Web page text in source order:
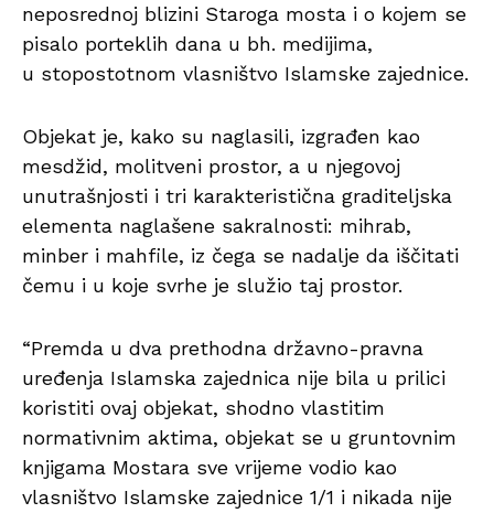
neposrednoj blizini Staroga mosta i o kojem se
pisalo porteklih dana u bh. medijima,
u stopostotnom vlasništvo Islamske zajednice.
Objekat je, kako su naglasili, izgrađen kao
mesdžid, molitveni prostor, a u njegovoj
unutrašnjosti i tri karakteristična graditeljska
elementa naglašene sakralnosti: mihrab,
minber i mahfile, iz čega se nadalje da iščitati
čemu i u koje svrhe je služio taj prostor.
“Premda u dva prethodna državno-pravna
uređenja Islamska zajednica nije bila u prilici
koristiti ovaj objekat, shodno vlastitim
normativnim aktima, objekat se u gruntovnim
knjigama Mostara sve vrijeme vodio kao
vlasništvo Islamske zajednice 1/1 i nikada nije